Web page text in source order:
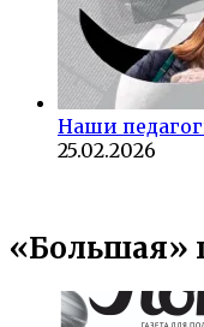
Наши
25.02.2026
«Большая»